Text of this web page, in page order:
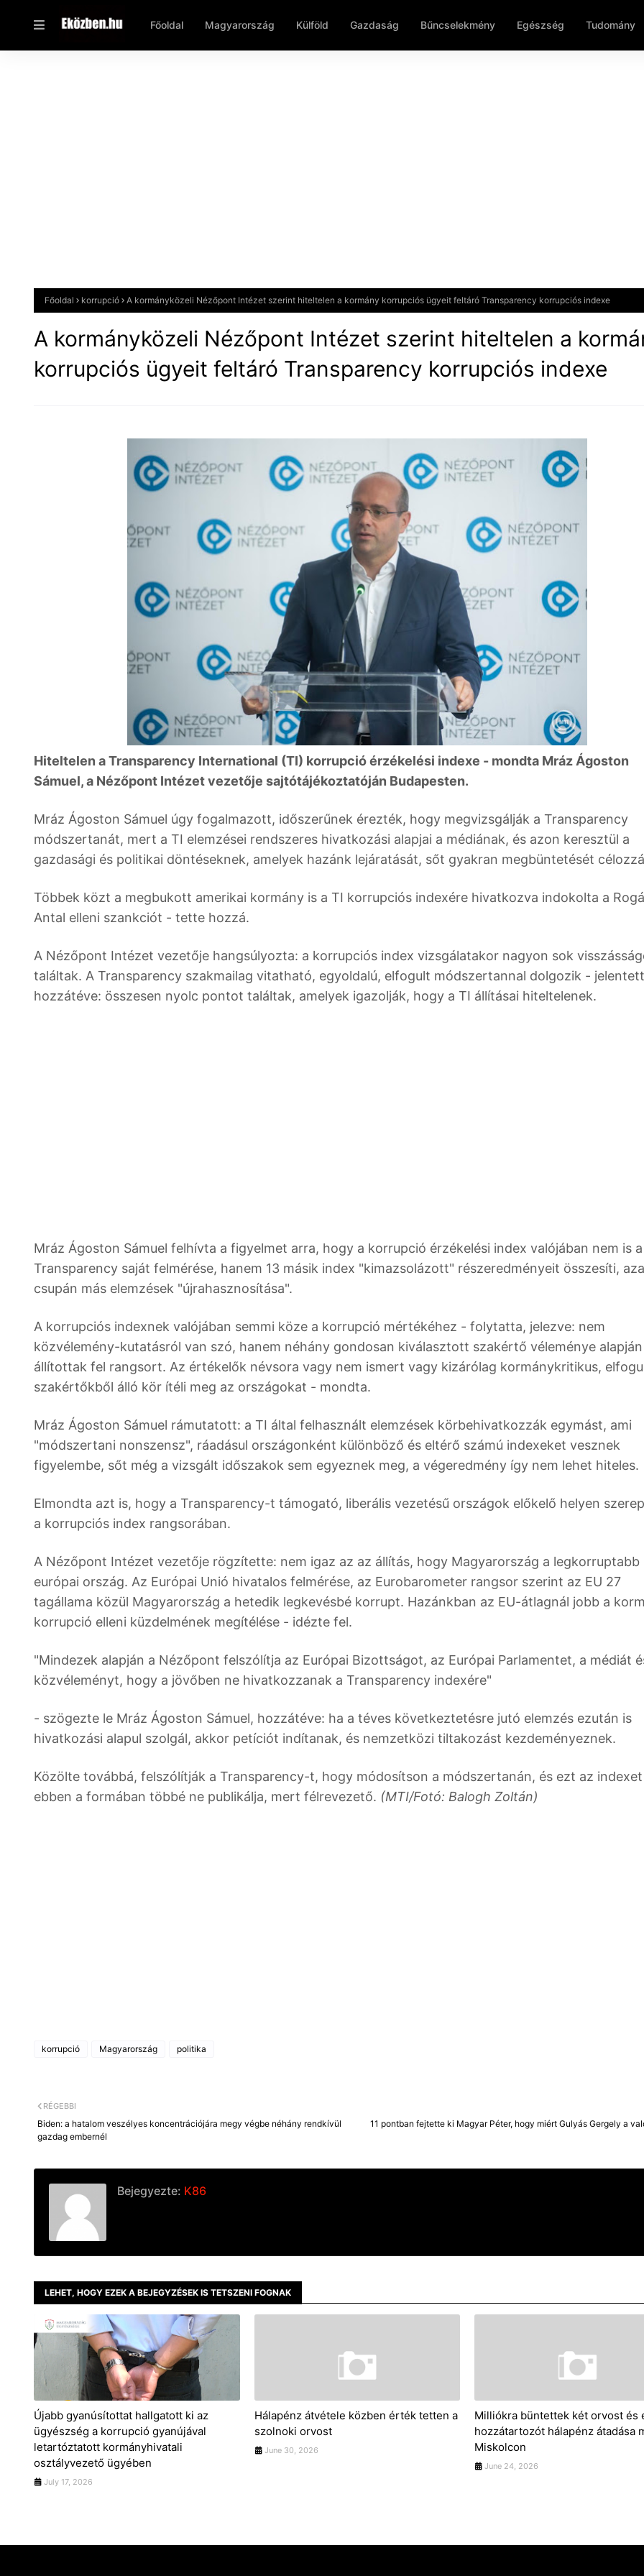
Főoldal Magyarország Külföld Gazdaság Bűncselekmény Egészség Tudomány
Főoldal korrupció A kormányközeli Nézőpont Intézet szerint hiteltelen a kormány korrupciós ügyeit feltáró Transparency korrupciós indexe
A kormányközeli Nézőpont Intézet szerint hiteltelen a
korrupciós ügyeit feltáró Transparency korrupciós indexe
Hiteltelen a Transparency International (TI) korrupció érzékelési indexe - mondta Mráz Ágoston
Sámuel, a Nézőpont Intézet vezetője sajtótájékoztatóján Budapesten.
Mráz Ágoston Sámuel úgy fogalmazott, időszerűnek érezték, hogy megvizsgálják a Transparency
módszertanát, mert a TI elemzései rendszeres hivatkozási alapjai a médiának, és azon keresztül a
gazdasági és politikai döntéseknek, amelyek hazánk lejáratását, sőt gyakran megbüntetését
Többek közt a megbukott amerikai kormány is a TI korrupciós indexére hivatkozva indokolta a
Antal elleni szankciót - tette hozzá.
A Nézőpont Intézet vezetője hangsúlyozta: a korrupciós index vizsgálatakor nagyon sok
találtak. A Transparency szakmailag vitatható, egyoldalú, elfogult módszertannal dolgozik -
hozzátéve: összesen nyolc pontot találtak, amelyek igazolják, hogy a TI állításai hiteltelenek.
Mráz Ágoston Sámuel felhívta a figyelmet arra, hogy a korrupció érzékelési index valójában nem is a
Transparency saját felmérése, hanem 13 másik index "kimazsolázott" részeredményeit összesíti,
csupán más elemzések "újrahasznosítása".
A korrupciós indexnek valójában semmi köze a korrupció mértékéhez - folytatta, jelezve: nem
közvélemény-kutatásról van szó, hanem néhány gondosan kiválasztott szakértő véleménye alapján
állítottak fel rangsort. Az értékelők névsora vagy nem ismert vagy kizárólag kormánykritikus,
szakértőkből álló kör ítéli meg az országokat - mondta.
Mráz Ágoston Sámuel rámutatott: a TI által felhasznált elemzések körbehivatkozzák egymást, ami
"módszertani nonszensz", ráadásul országonként különböző és eltérő számú indexeket vesznek
figyelembe, sőt még a vizsgált időszakok sem egyeznek meg, a végeredmény így nem lehet hiteles.
Elmondta azt is, hogy a Transparency-t támogató, liberális vezetésű országok előkelő helyen
a korrupciós index rangsorában.
A Nézőpont Intézet vezetője rögzítette: nem igaz az az állítás, hogy Magyarország a legkorruptabb
európai ország. Az Európai Unió hivatalos felmérése, az Eurobarometer rangsor szerint az EU 27
tagállama közül Magyarország a hetedik legkevésbé korrupt. Hazánkban az EU-átlagnál jobb a
korrupció elleni küzdelmének megítélése - idézte fel.
"Mindezek alapján a Nézőpont felszólítja az Európai Bizottságot, az Európai Parlamentet, a médiát
közvéleményt, hogy a jövőben ne hivatkozzanak a Transparency indexére"
- szögezte le Mráz Ágoston Sámuel, hozzátéve: ha a téves következtetésre jutó elemzés ezután is
hivatkozási alapul szolgál, akkor petíciót indítanak, és nemzetközi tiltakozást kezdeményeznek.
Közölte továbbá, felszólítják a Transparency-t, hogy módosítson a módszertanán, és ezt az indexet
ebben a formában többé ne publikálja, mert félrevezető. (MTI/Fotó: Balogh Zoltán)
korrupció Magyarország politika
11 pontban fejtette ki Magyar Péter, hogy miért Gulyás Gergely a
RÉGEBBI
Biden: a hatalom veszélyes koncentrációjára megy végbe néhány rendkívül
gazdag embernél
Bejegyezte: K86
LEHET, HOGY EZEK A BEJEGYZÉSEK IS TETSZENI FOGNAK
Újabb gyanúsítottat hallgatott ki az
ügyészség a korrupció gyanújával
letartóztatott kormányhivatali
osztályvezető ügyében
July 17, 2026
Hálapénz átvétele közben érték tetten a
szolnoki orvost
June 30, 2026
Milliókra büntettek két orvost és
hozzátartozót hálapénz átadása
Miskolcon
June 24, 2026